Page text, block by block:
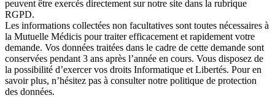
peuvent être exercés directement sur notre site dans la rubrique
RGPD.
Les informations collectées non facultatives sont toutes nécessaires à
la Mutuelle Médicis pour traiter efficacement et rapidement votre
demande. Vos données traitées dans le cadre de cette demande sont
conservées pendant 3 ans après l’année en cours. Vous disposez de
la possibilité d’exercer vos droits Informatique et Libertés. Pour en
savoir plus, n’hésitez pas à consulternotre politique de protection
des données.